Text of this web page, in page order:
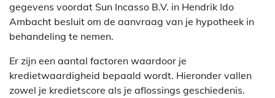
gegevens voordat Sun Incasso B.V. in Hendrik Ido
Ambacht besluit om de aanvraag van je hypotheek in
behandeling te nemen.
Er zijn een aantal factoren waardoor je
kredietwaardigheid bepaald wordt. Hieronder vallen
zowel je kredietscore als je aflossings geschiedenis.